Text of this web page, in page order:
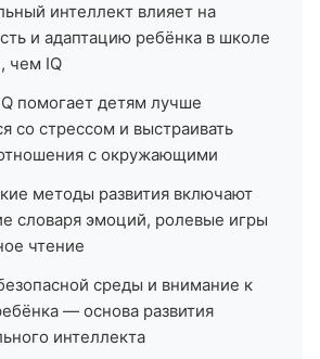
интеллект влияет на
и адаптацию ребёнка в школе
чем IQ
помогает детям лучше
со стрессом и выстраивать
с окружающими
методы развития включают
словаря эмоций, ролевые игры
чтение
среды и внимание к
— основа развития
интеллекта